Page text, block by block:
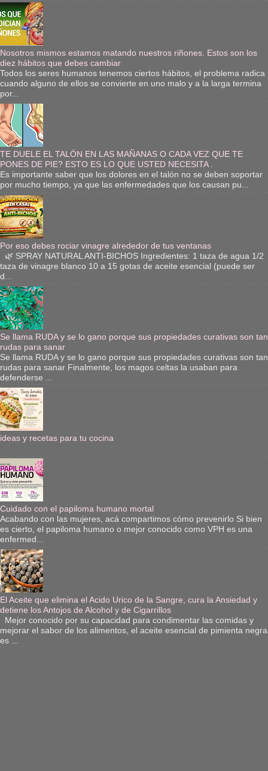
Nosotros mismos estamos matando nuestros riñones. Estos son los
diez hábitos que debes cambiar
Todos los seres humanos tenemos ciertos hábitos, el problema radica
cuando alguno de ellos se convierte en uno malo y a la larga termina
por...
TE DUELE EL TALÓN EN LAS MAÑANAS O CADA VEZ QUE TE
PONES DE PIE? ESTO ES LO QUE USTED NECESITA .
Es importante saber que los dolores en el talón no se deben soportar
por mucho tiempo, ya que las enfermedades que los causan pu...
Por eso debes rociar vinagre alrededor de tus ventanas
🌿 SPRAY NATURAL ANTI-BICHOS Ingredientes: 1 taza de agua 1/2
taza de vinagre blanco 10 a 15 gotas de aceite esencial (puede ser
d...
Se llama RUDA y se lo gano porque sus propiedades curativas son tan
rudas para sanar
Se llama RUDA y se lo gano porque sus propiedades curativas son tan
rudas para sanar Finalmente, los magos celtas la usaban para
defenderse ...
ideas y recetas para tu cocina
Cuidado con el papiloma humano mortal
Acabando con las mujeres, acá compartimos cómo prevenirlo Si bien
es cierto, el papiloma humano o mejor conocido como VPH es una
enfermed...
El Aceite que elimina el Acido Urico de la Sangre, cura la Ansiedad y
detiene los Antojos de Alcohol y de Cigarrillos
Mejor conocido por su capacidad para condimentar las comidas y
mejorar el sabor de los alimentos, el aceite esencial de pimienta negra
es ...